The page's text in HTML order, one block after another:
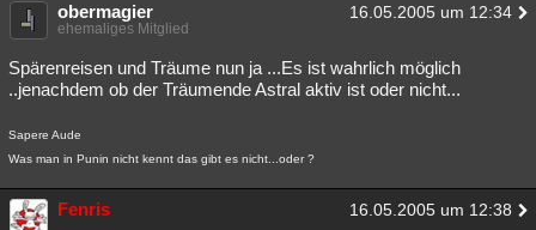
obermagier 16.05.2005 um 12:34
ehemaliges Mitglied
Spärenreisen und Träume nun ja ...Es ist wahrlich möglich
..jenachdem ob der Träumende Astral aktiv ist oder nicht...
Sapere Aude
Was man in Punin nicht kennt das gibt es nicht...oder ?
Fenris 16.05.2005 um 12:38